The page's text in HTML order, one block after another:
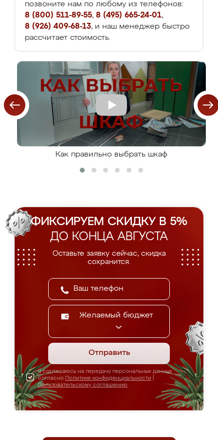
позвоните нам по любому из телефонов:
8 (800) 511-89-55, 8 (495) 665-24-01,
8 (926) 409-68-13, и наш менеджер быстро
рассчитает стоимость.
Как правильно выбрать шкаф
ФИКСИРУЕМ СКИДКУ В 5%
ДО КОНЦА АВГУСТА
Оставьте заявку сейчас, скидка
сохранится.
Желаемый бюджет
Отправить
Я соглашаюсь на передачу персональных данных
согласно Политике конфиденциальности
Пользовательскому соглашению